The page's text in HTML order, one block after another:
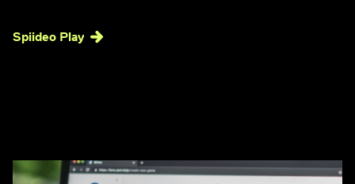
Spiideo Play